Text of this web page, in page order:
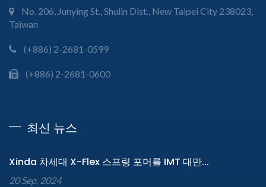
No. 206, Junying St., Shulin Dist., New Taipei City 238023,
Taiwan
(+886) 2-2681-0599
(+886) 2-2681-0600
최신 뉴스
Xinda 차세대 X-Flex 스프링 포머를 IMT 대만...
20 Sep, 2024